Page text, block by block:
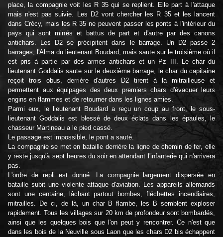
place, la compagnie voit les R 35 qui se replient. Elle part à l'attaque
mais n'est pas suivie. Les D2 vont chercher les R 35 et les lancent
dans Crécy, mais les R 35 ne peuvent passer les ponts à l'intérieur du
pays qui sont minés et battus de part et d'autre par des canons
antichars. Les D2 se précipitent dans le barrage. Un D2 passe 2
barrages, l'Alma du lieutenant Boudard, mais saute sur le troisième où il
est pris à partie par des armes antichars et un Pz III. Le char du
lieutenant Goddalis saute sur le deuxième barrage, le char du capitaine
reçoit trois obus, derrière d'autres D2 tirent à la mitrailleuse et
permettent aux équipages des deux premiers chars d'évacuer leurs
engins en flammes et de retourner dans les lignes amies.
Parmi eux, le lieutenant Boudard a reçu un coup au front, le sous-
lieutenant Goddalis est blessé de deux éclats dans les épaules, le
chasseur Martineau a le pied cassé.
Le passage est impossible, le pont a sauté.
La compagnie se met en bataille derrière la ligne de chemin de fer, elle
y reste jusqu'à sept heures du soir en attendant l'infanterie qui n'arrivera
pas.
L'ordre de repli est donné. La compagnie largement dispersée en
bataille subit une violente attaque d'aviation. Les appareils allemands
sont une centaine, lâchant partout bombes, fléchettes incendiaires,
mitrailles. De ci, de là, un char B flambe, les B semblent exploser
rapidement. Tous les villages sur 20 km de profondeur sont bombardés,
ainsi que les quelques bois que l'on peut y rencontrer. Ce n'est que
dans les bois de la Neuville sous Laon que les chars D2 bis échappent